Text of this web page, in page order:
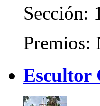
Sección:
Premios:
Escultor